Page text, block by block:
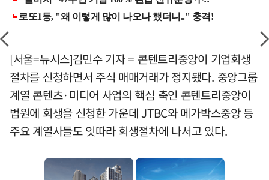
[서울=뉴시스]김민수 기자 = 콘텐트리중앙이 기업회생
절차를 신청하면서 주식 매매거래가 정지됐다. 중앙그룹
계열 콘텐츠·미디어 사업의 핵심 축인 콘텐트리중앙이
법원에 회생을 신청한 가운데 JTBC와 메가박스중앙 등
주요 계열사들도 잇따라 회생절차에 나서고 있다.